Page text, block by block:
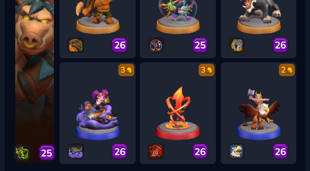
25
26 25 26
3
26
3
26
2
26